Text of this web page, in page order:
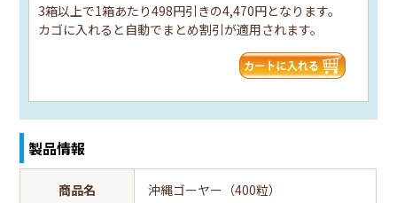
3箱以上で1箱あたり498円引きの4,470円となります。
カゴに入れると自動でまとめ割引が適用されます。
製品情報
商品名 沖縄ゴーヤー（400粒）